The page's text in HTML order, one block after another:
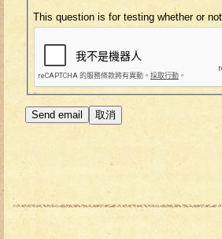
This question is for testing whether or